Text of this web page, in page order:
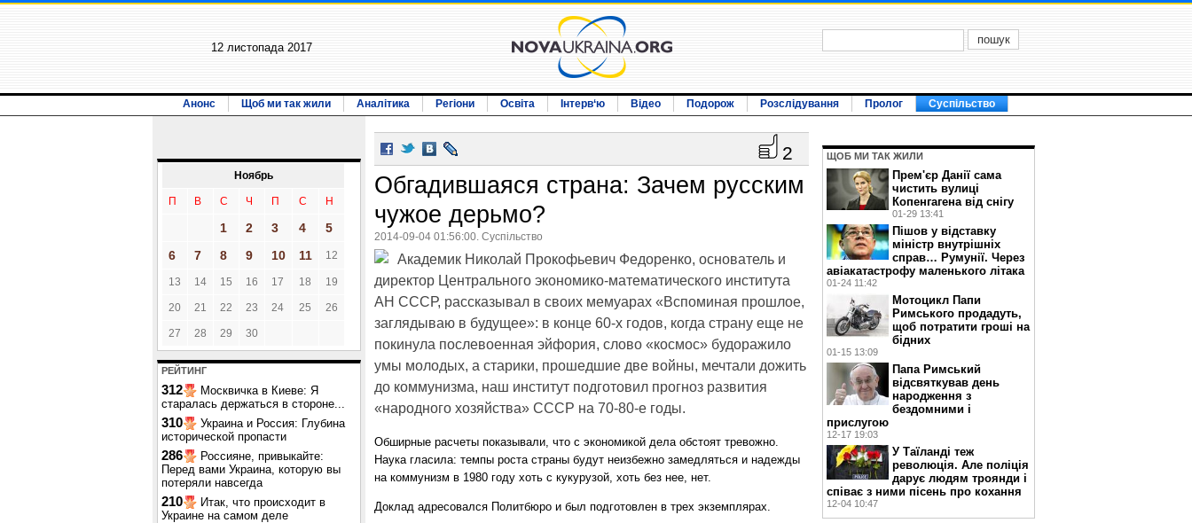
12 листопада 2017
Анонс Щоб ми так жили Аналітика Регіони Освіта Інтерв‘ю Відео Подорож Розслідування Пролог Суспільство
Ноябрь
П В С Ч П С Н
1 2 3 4
5
6
7 8 9 10 11 12
13 14 15 16 17 18 19
20 21 22 23 24 25 26
27 28 29 30
РЕЙТИНГ
312
Москвичка в Киеве: Я
старалась держаться в стороне...
310
Украина и Россия: Глубина
исторической пропасти
286
Россияне, привыкайте:
Перед вами Украина, которую вы
потеряли навсегда
210
Итак, что происходит в
Украине на самом деле
2
Обгадившаяся страна: Зачем русским
чужое дерьмо?
2014-09-04 01:56:00. Суспільство
Академик Николай Прокофьевич Федоренко, основатель и
директор Центрального экономико-математического института
АН CССР, рассказывал в своих мемуарах «Вспоминая прошлое,
заглядываю в будущее»: в конце 60-х годов, когда страну еще не
покинула послевоенная эйфория, слово «космос» будоражило
умы молодых, а старики, прошедшие две войны, мечтали дожить
до коммунизма, наш институт подготовил прогноз развития
«народного хозяйства» СССР на 70-80-е годы.
Обширные расчеты показывали, что с экономикой дела обстоят тревожно.
Наука гласила: темпы роста страны будут неизбежно замедляться и надежды
на коммунизм в 1980 году хоть с кукурузой, хоть без нее, нет.
Доклад адресовался Политбюро и был подготовлен в трех экземплярах.
ЩОБ МИ ТАК ЖИЛИ
Прем'єр Данії сама
чистить вулиці
Копенгагена від снігу
01-29 13:41
Пішов у відставку
міністр внутрішніх
справ… Румунії. Через
авіакатастрофу маленького літака
01-24 11:42
Мотоцикл Папи
Римського продадуть,
щоб потратити гроші на
бідних
01-15 13:09
Папа Римський
відсвяткував день
народження з
бездомними і
прислугою
12-17 19:03
У Таїланді теж
революція. Але поліція
дарує людям троянди і
співає з ними пісень про кохання
12-04 10:47